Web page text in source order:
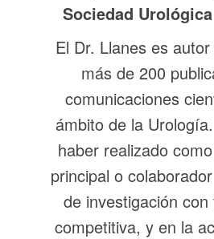
Sociedad
El Dr. Llanes es
más de 200
comunicaciones
ámbito de la
haber realizado
principal o
de investigación con
competitiva, y en la